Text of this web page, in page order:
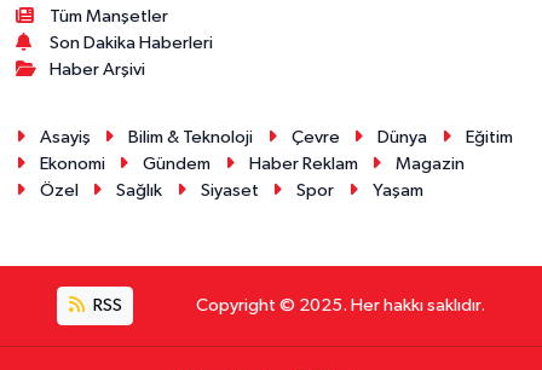
Tüm Manşetler
Son Dakika Haberleri
Haber Arşivi
Asayiş Bilim & Teknoloji Çevre Dünya
Eğitim
Ekonomi
Gündem Haber Reklam
Magazin
Özel
Sağlık Siyaset Spor Yaşam
RSS Copyright © 2025. Her hakkı saklıdır.